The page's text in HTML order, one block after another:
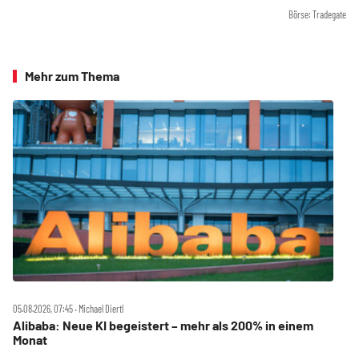
Börse: Tradegate
Mehr zum Thema
05.08.2026, 07:45 ‧ Michael Diertl
Alibaba: Neue KI begeistert – mehr als 200% in einem
Monat